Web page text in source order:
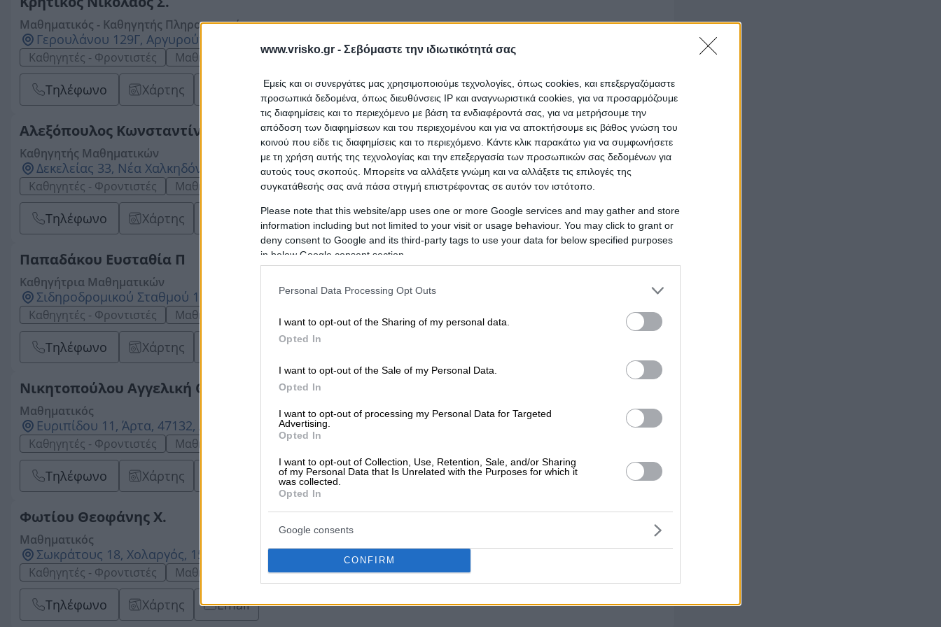
www.vrisko.gr - Σεβόμαστε την ιδιωτικότητά σας
Εμείς και οι συνεργάτες μας χρησιμοποιούμε τεχνολογίες, όπως cookies, και επεξεργαζόμαστε
προσωπικά δεδομένα, όπως διευθύνσεις IP και αναγνωριστικά cookies, για να προσαρμόζουμε
τις διαφημίσεις και το περιεχόμενο με βάση τα ενδιαφέροντά σας, για να μετρήσουμε την
απόδοση των διαφημίσεων και του περιεχομένου και για να αποκτήσουμε εις βάθος γνώση του
κοινού που είδε τις διαφημίσεις και το περιεχόμενο. Κάντε κλικ παρακάτω για να συμφωνήσετε
με τη χρήση αυτής της τεχνολογίας και την επεξεργασία των προσωπικών σας δεδομένων για
αυτούς τους σκοπούς. Μπορείτε να αλλάξετε γνώμη και να αλλάξετε τις επιλογές της
συγκατάθεσής σας ανά πάσα στιγμή επιστρέφοντας σε αυτόν τον ιστότοπο.
Please note that this website/app uses one or more Google services and may gather and store
information including but not limited to your visit or usage behaviour. You may click to grant or
deny consent to Google and its third-party tags to use your data for below specified purposes
in below Google consent section.
Personal Data Processing Opt Outs
I want to opt-out of the Sharing of my personal data.
Opted In
I want to opt-out of the Sale of my Personal Data.
Opted In
I want to opt-out of processing my Personal Data for Targeted
Advertising.
Opted In
I want to opt-out of Collection, Use, Retention, Sale, and/or Sharing
of my Personal Data that Is Unrelated with the Purposes for which it
was collected.
Opted In
Google consents
CONFIRM
Μαθηματικός - Καθηγητής Πληροφορικής
Γερουλάνου 129Γ, Αργυρούπολη, 16452, ΑΤΤΙΚΗΣ
Καθηγητές - Φροντιστές Μαθηματικοί
Τηλέφωνο Χάρτης Website Email
Αλεξόπουλος Κωνσταντίνος Φ.
Καθηγητής Μαθηματικών
Δεκελείας 33, Νέα Χαλκηδόνα, 14343, ΑΤΤΙΚΗΣ
Καθηγητές - Φροντιστές Μαθηματικοί
Τηλέφωνο Χάρτης
Παπαδάκου Ευσταθία Π
Καθηγήτρια Μαθηματικών
Σιδηροδρομικού Σταθμού 19, Καλαμάτα, 24133, ΜΕΣΣΗΝΙΑΣ
Καθηγητές - Φροντιστές Μαθηματικοί
Τηλέφωνο Χάρτης Email
Νικητοπούλου Αγγελική Θ.
Μαθηματικός
Ευριπίδου 11, Άρτα, 47132, ΑΡΤΑΣ
Καθηγητές - Φροντιστές Μαθηματικοί
Τηλέφωνο Χάρτης
Φωτίου Θεοφάνης Χ.
Μαθηματικός
Σωκράτους 18, Χολαργός, 15562, ΑΤΤΙΚΗΣ
Καθηγητές - Φροντιστές Μαθηματικοί
Τηλέφωνο Χάρτης Email